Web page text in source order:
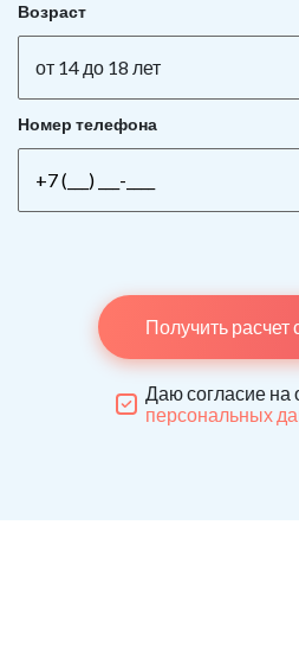
Возраст
от 14 до 18 лет
Номер телефона
Получить расчет
Даю согласие на
персональных